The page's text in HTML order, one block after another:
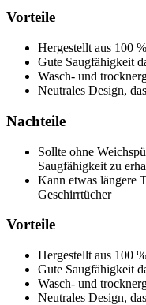
Vorteile
Hergestellt aus 100
Gute Saugfähigkeit
Wasch- und
Neutrales Design,
Nachteile
Sollte ohne
Saugfähigkeit zu
Kann etwas längere
Geschirrtücher
Vorteile
Hergestellt aus 100
Gute Saugfähigkeit
Wasch- und
Neutrales Design,